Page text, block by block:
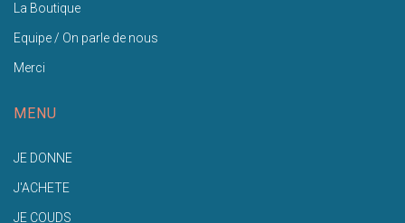
La Boutique
Equipe / On parle de nous
Merci
MENU
JE DONNE
J'ACHETE
JE COUDS